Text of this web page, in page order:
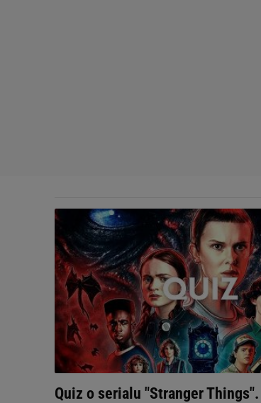
Quiz o serialu "Stranger